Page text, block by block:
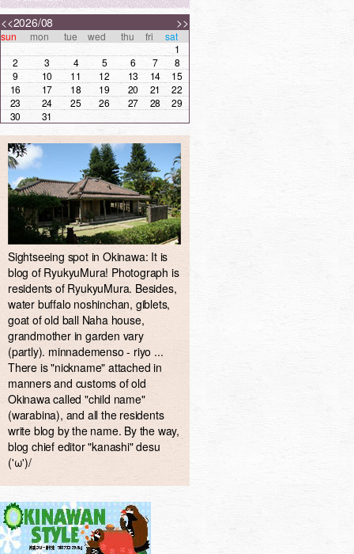
<< >>
2026/08
sun mon tue wed thu fri
sat
1
2
3 4 5 6 7
8
9
10 11 12 13 14
15
16
17 18 19 20 21
22
23
24 25 26 27 28
29
30
31
Sightseeing spot in Okinawa: It is
blog of RyukyuMura! Photograph is
residents of RyukyuMura. Besides,
water buffalo noshinchan, giblets,
goat of old ball Naha house,
grandmother in garden vary
(partly). minnademenso - riyo ...
There is "nickname" attached in
manners and customs of old
Okinawa called "child name"
(warabina), and all the residents
write blog by the name. By the way,
blog chief editor "kanashi" desu
('ω')/